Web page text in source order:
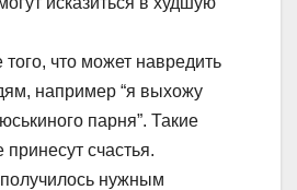
того, что может навредить
например “я выхожу
парня”. Такие
счастья.
нужным